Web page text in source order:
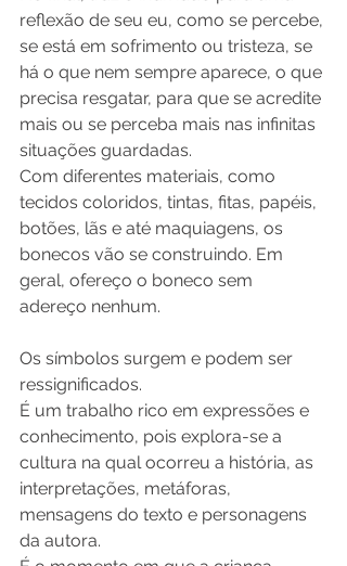
reflexão de seu eu, como se percebe,
se está em sofrimento ou tristeza, se
há o que nem sempre aparece, o que
precisa resgatar, para que se acredite
mais ou se perceba mais nas infinitas
situações guardadas.
Com diferentes materiais, como
tecidos coloridos, tintas, fitas, papéis,
botões, lãs e até maquiagens, os
bonecos vão se construindo. Em
geral, ofereço o boneco sem
adereço nenhum.
Os símbolos surgem e podem ser
ressignificados.
É um trabalho rico em expressões e
conhecimento, pois explora-se a
cultura na qual ocorreu a história, as
interpretações, metáforas,
mensagens do texto e personagens
da autora.